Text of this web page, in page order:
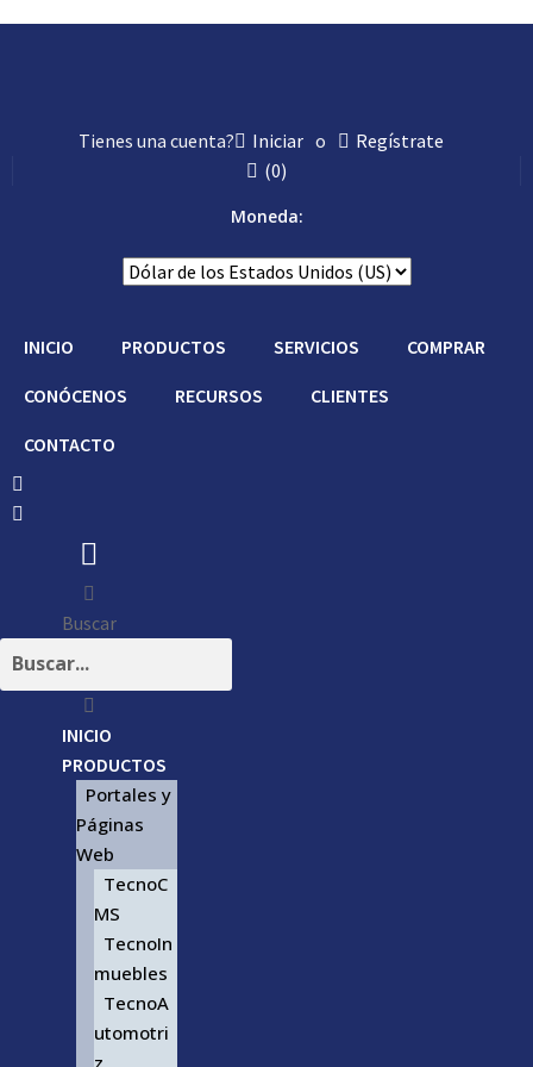
Tienes una cuenta? Iniciar o
Regístrate
(0)
Moneda:
INICIO PRODUCTOS SERVICIOS COMPRAR
CONÓCENOS RECURSOS CLIENTES
CONTACTO
Buscar
INICIO
PRODUCTOS
Portales y
Páginas
Web
TecnoC
MS
TecnoIn
muebles
TecnoA
utomotri